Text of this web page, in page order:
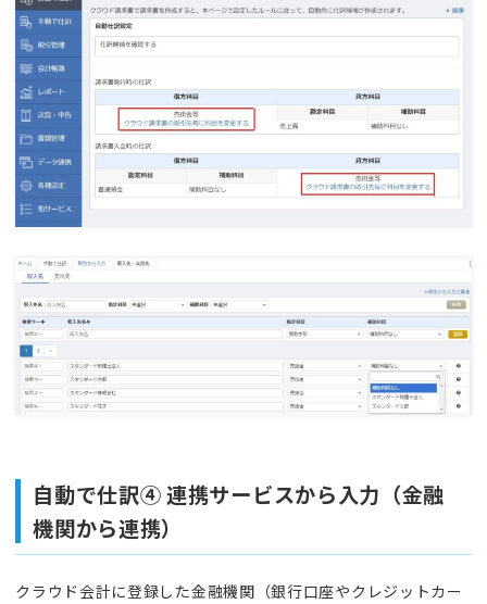
自動で仕訳④ 連携サービスから入力（金融
機関から連携）
クラウド会計に登録した金融機関（銀行口座やクレジットカー